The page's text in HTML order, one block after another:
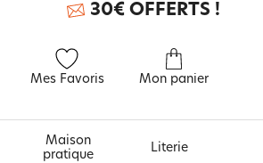
Mes Favoris Mon panier
30€ OFFERTS !
Maison
pratique
Literie